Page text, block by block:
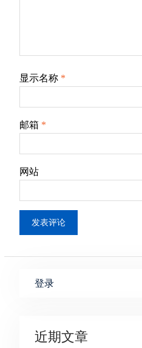
显示名称 *
邮箱 *
网站
登录
近期文章